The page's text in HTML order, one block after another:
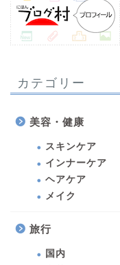
カテゴリー
美容・健康
スキンケア
インナーケア
ヘアケア
メイク
旅行
国内